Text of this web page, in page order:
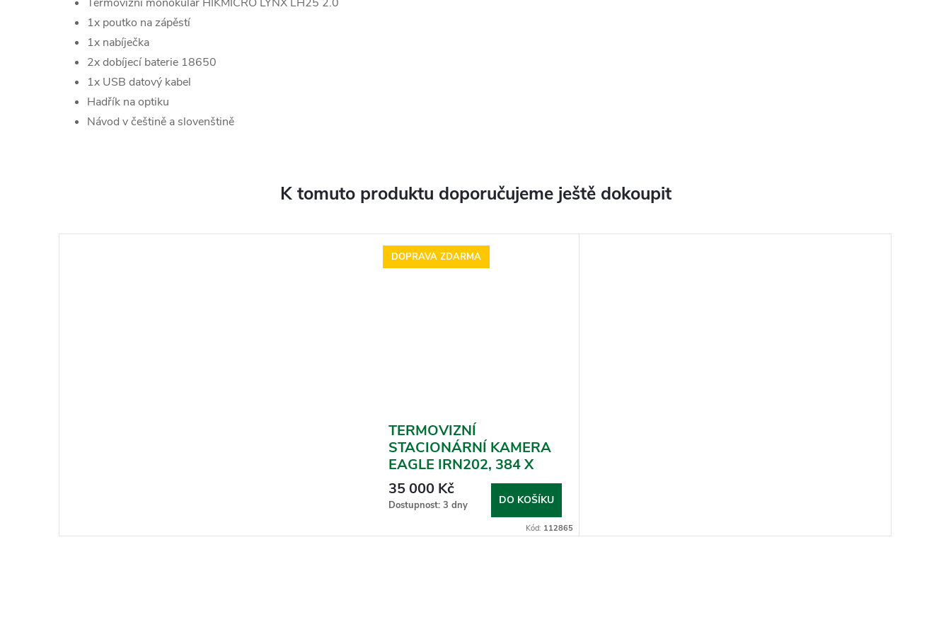
1x poutko na zápěstí
1x nabíječka
2x dobíjecí baterie 18650
1x USB datový kabel
Hadřík na optiku
Návod v češtině a slovenštině
K tomuto produktu doporučujeme ještě dokoupit
DOPRAVA ZDARMA
TERMOVIZNÍ
STACIONÁRNÍ KAMERA
EAGLE IRN202, 384 X
288
35 000 Kč
Dostupnost: 3 dny DO KOŠÍKU
Kód: 112865